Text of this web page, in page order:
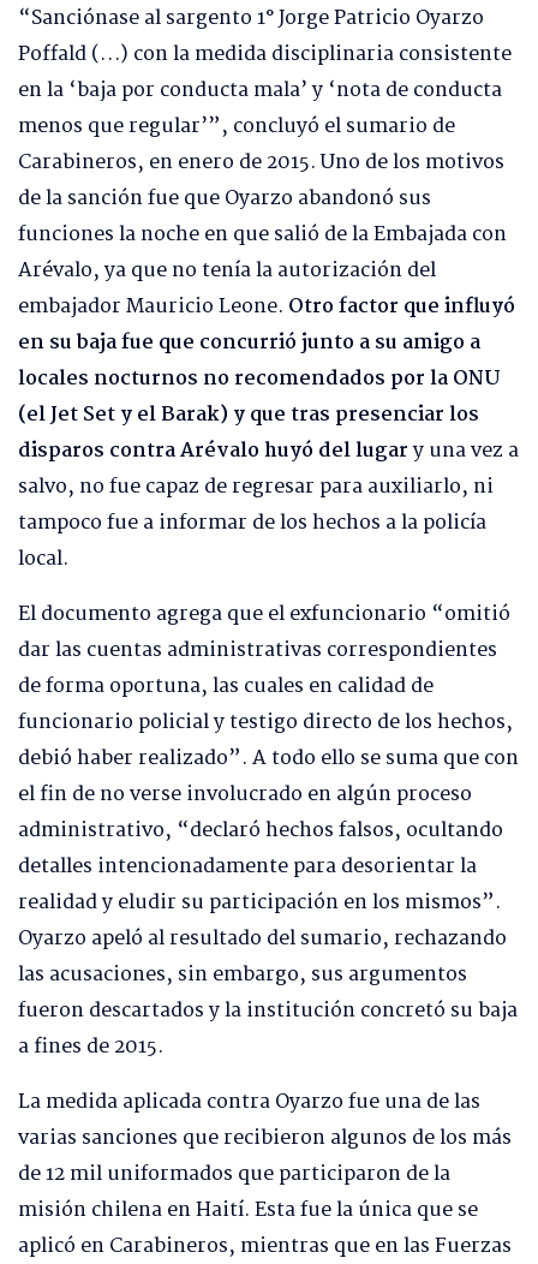
“Sanciónase al sargento 1° Jorge Patricio Oyarzo
Poffald (…) con la medida disciplinaria consistente
en la ‘baja por conducta mala’ y ‘nota de conducta
menos que regular’”, concluyó el sumario de
Carabineros, en enero de 2015. Uno de los motivos
de la sanción fue que Oyarzo abandonó sus
funciones la noche en que salió de la Embajada con
Arévalo, ya que no tenía la autorización del
embajador Mauricio Leone. Otro factor que influyó
en su baja fue que concurrió junto a su amigo a
locales nocturnos no recomendados por la ONU
(el Jet Set y el Barak) y que tras presenciar los
disparos contra Arévalo huyó del lugary una vez a
salvo, no fue capaz de regresar para auxiliarlo, ni
tampoco fue a informar de los hechos a la policía
local.
El documento agrega que el exfuncionario “omitió
dar las cuentas administrativas correspondientes
de forma oportuna, las cuales en calidad de
funcionario policial y testigo directo de los hechos,
debió haber realizado”. A todo ello se suma que con
el fin de no verse involucrado en algún proceso
administrativo, “declaró hechos falsos, ocultando
detalles intencionadamente para desorientar la
realidad y eludir su participación en los mismos”.
Oyarzo apeló al resultado del sumario, rechazando
las acusaciones, sin embargo, sus argumentos
fueron descartados y la institución concretó su baja
a fines de 2015.
La medida aplicada contra Oyarzo fue una de las
varias sanciones que recibieron algunos de los más
de 12 mil uniformados que participaron de la
misión chilena en Haití. Esta fue la única que se
aplicó en Carabineros, mientras que en las Fuerzas